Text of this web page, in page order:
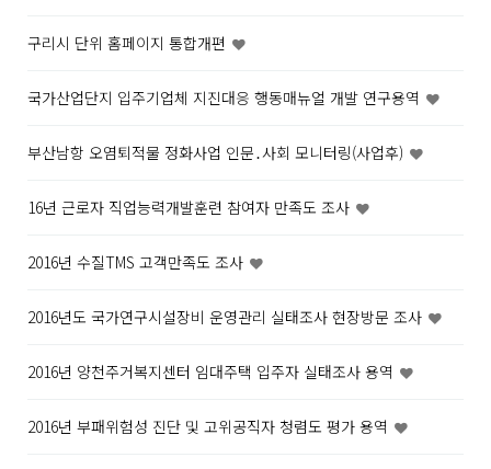
구리시 단위 홈페이지 통합개편
국가산업단지 입주기업체 지진대응 행동매뉴얼 개발 연구용역
부산남항 오염퇴적물 정화사업 인문․사회 모니터링(사업후)
16년 근로자 직업능력개발훈련 참여자 만족도 조사
2016년 수질TMS 고객만족도 조사
2016년도 국가연구시설장비 운영관리 실태조사 현장방문 조사
2016년 양천주거복지센터 임대주택 입주자 실태조사 용역
2016년 부패위험성 진단 및 고위공직자 청렴도 평가 용역